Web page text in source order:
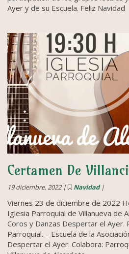
Ayer y de su Escuela. Feliz Navidad
Certamen De
19 diciembre, 2022 | Navidad |
Viernes 23 de diciembre de 2022
Iglesia Parroquial de Villanueva de
Coros y Danzas Despertar el Ayer.
Parroquial. – Escuela de la
Despertar el Ayer. Colabora: